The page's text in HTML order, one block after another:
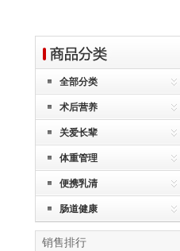
全部分类
术后营养
关爱长辈
体重管理
便携乳清
肠道健康
销售排行